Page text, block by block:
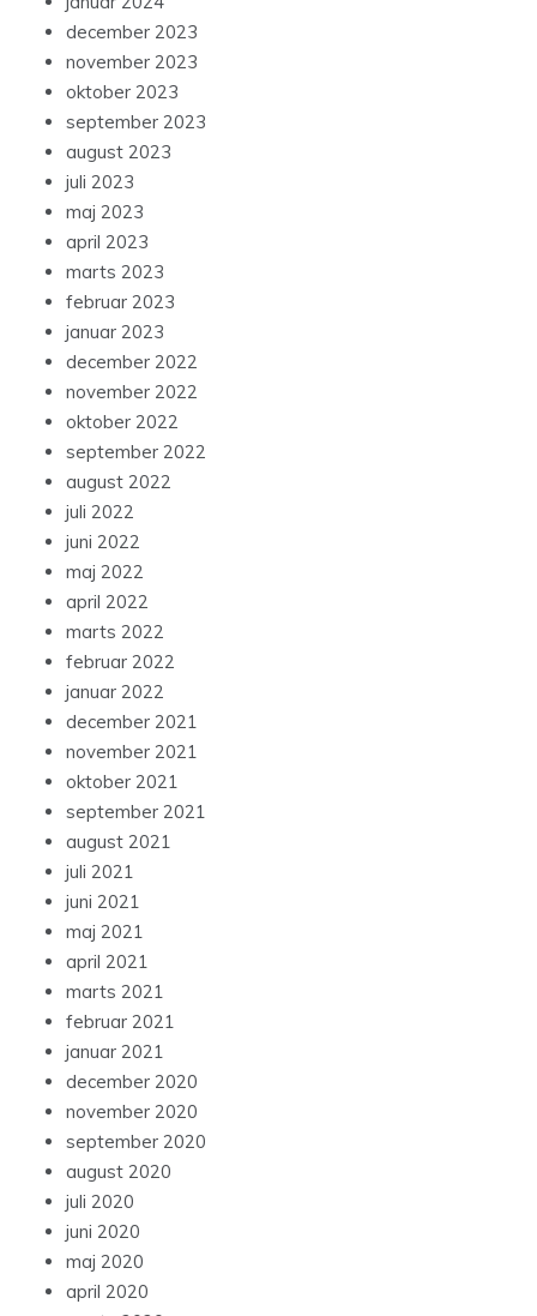
december 2023
november 2023
oktober 2023
september 2023
august 2023
juli 2023
maj 2023
april 2023
marts 2023
februar 2023
januar 2023
december 2022
november 2022
oktober 2022
september 2022
august 2022
juli 2022
juni 2022
maj 2022
april 2022
marts 2022
februar 2022
januar 2022
december 2021
november 2021
oktober 2021
september 2021
august 2021
juli 2021
juni 2021
maj 2021
april 2021
marts 2021
februar 2021
januar 2021
december 2020
november 2020
september 2020
august 2020
juli 2020
juni 2020
maj 2020
april 2020